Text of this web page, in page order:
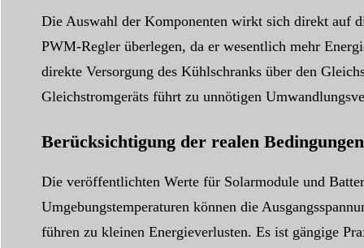
Die Auswahl der Komponenten wirkt sich direkt auf
PWM-Regler überlegen, da er wesentlich mehr
direkte Versorgung des Kühlschranks über den
Gleichstromgeräts führt zu unnötigen
Berücksichtigung der realen Bedingungen
Die veröffentlichten Werte für Solarmodule und
Umgebungstemperaturen können die
führen zu kleinen Energieverlusten. Es ist gängige